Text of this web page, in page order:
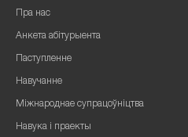
Пра нас
Анкета абітурыента
Паступленне
Навучанне
Міжнароднае супрацоўніцтва
Навука і праекты